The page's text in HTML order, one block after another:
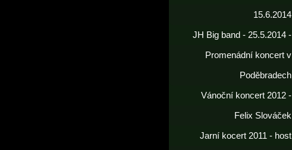
15.6.2014
JH Big band - 25.5.2014 -
Promenádní koncert v
Poděbradech
Vánoční koncert 2012 -
Felix Slováček
Jarní kocert 2011 - host